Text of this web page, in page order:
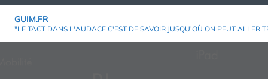
Aller
GUIM.FR
"LE TACT DANS L'AUDACE C'EST DE SAVOIR JUSQU'OÙ ON PEUT ALLER